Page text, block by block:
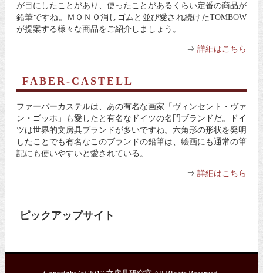
が目にしたことがあり、使ったことがあるくらい定番の商品が
鉛筆ですね。ＭＯＮＯ消しゴムと並び愛され続けたTOMBOW
が提案する様々な商品をご紹介しましょう。
⇒ 詳細はこちら
FABER-CASTELL
ファーバーカステルは、あの有名な画家「ヴィンセント・ヴァ
ン・ゴッホ」も愛したと有名なドイツの名門ブランドだ。ドイ
ツは世界的文房具ブランドが多いですね。六角形の形状を発明
したことでも有名なこのブランドの鉛筆は、絵画にも通常の筆
記にも使いやすいと愛されている。
⇒ 詳細はこちら
ピックアップサイト